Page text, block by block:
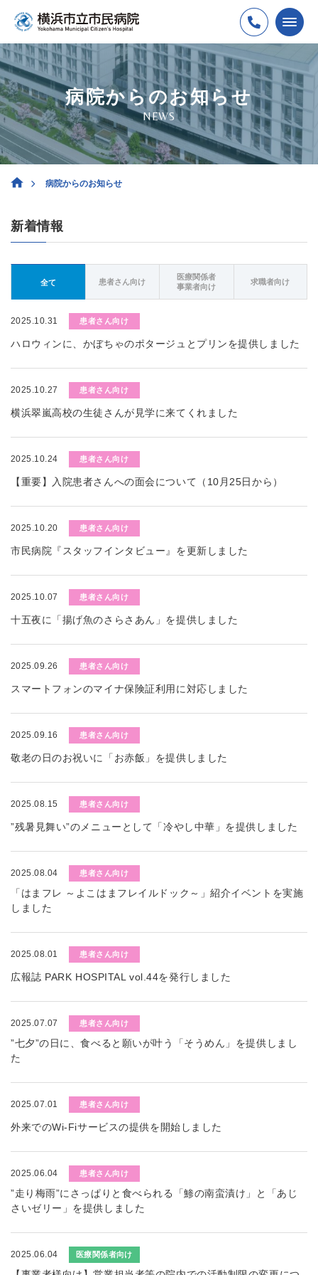
病院からのお知らせ
NEWS
病院からのお知らせ
新着情報
全て 患者さん向け
医療関係者
事業者向け
求職者向け
2025.10.31 患者さん向け
ハロウィンに、かぼちゃのポタージュとプリンを提供しました
2025.10.27 患者さん向け
横浜翠嵐高校の生徒さんが見学に来てくれました
2025.10.24 患者さん向け
【重要】入院患者さんへの面会について（10月25日から）
2025.10.20 患者さん向け
市民病院『スタッフインタビュー』を更新しました
2025.10.07 患者さん向け
十五夜に「揚げ魚のさらさあん」を提供しました
2025.09.26 患者さん向け
スマートフォンのマイナ保険証利用に対応しました
2025.09.16 患者さん向け
敬老の日のお祝いに「お赤飯」を提供しました
2025.08.15 患者さん向け
”残暑見舞い”のメニューとして「冷やし中華」を提供しました
2025.08.04 患者さん向け
「はまフレ ～よこはまフレイルドック～」紹介イベントを実施
しました
2025.08.01 患者さん向け
広報誌 PARK HOSPITAL vol.44を発行しました
2025.07.07 患者さん向け
”七夕”の日に、食べると願いが叶う「そうめん」を提供しまし
た
2025.07.01 患者さん向け
外来でのWi-Fiサービスの提供を開始しました
2025.06.04 患者さん向け
”走り梅雨”にさっぱりと食べられる「鯵の南蛮漬け」と「あじ
さいゼリー」を提供しました
2025.06.04 医療関係者向け